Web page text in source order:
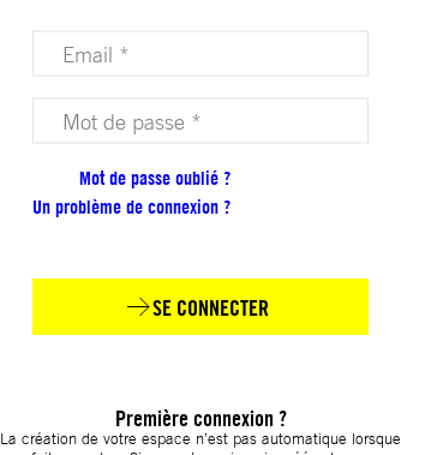
Votre adresse email (obligatoire)
Votre mot de passe (obligatoire)
Mot de passe oublié ?
Un problème de connexion ?
SE CONNECTER
Première connexion ?
La création de votre espace n’est pas automatique lorsque